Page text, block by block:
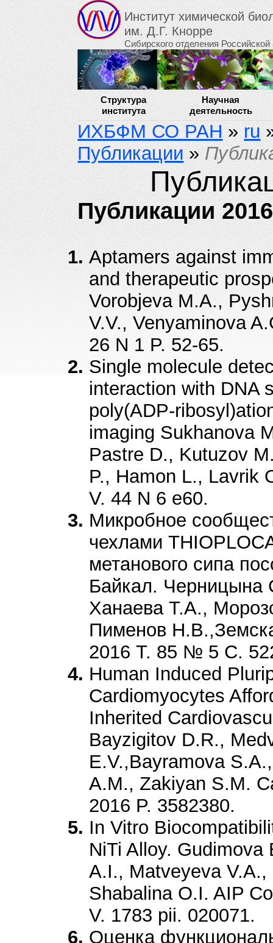
Институт химической
им. Д.Г. Кнорре
Сибирского отделения
Структура
института
Научная
деятельность
ИХБФМ СО РАН » ru
Публикации »
Публикации
Aptamers against
and therapeutic
Vorobjeva M.A.,
V.V., Venyaminova
26 N 1 P. 52-65.
Single molecule
interaction with DNA
poly(ADP-
imaging Sukhanova
Pastre D., Kutuzov
P., Hamon L., Lavrik
V. 44 N 6 e60.
Микробное
чехлами
метанового сипа
Байкал.
Ханаева Т.А.,
Пименов
2016 Т. 85 № 5 С.
Human Induced
Cardiomyocytes
Inherited
Bayzigitov D.R.,
E.V.,Bayramova
A.M., Zakiyan S.M.
2016 P. 3582380.
In Vitro
NiTi Alloy.
A.I., Matveyeva
Shabalina O.I. AIP
V. 1783 pii. 020071.
Оценка